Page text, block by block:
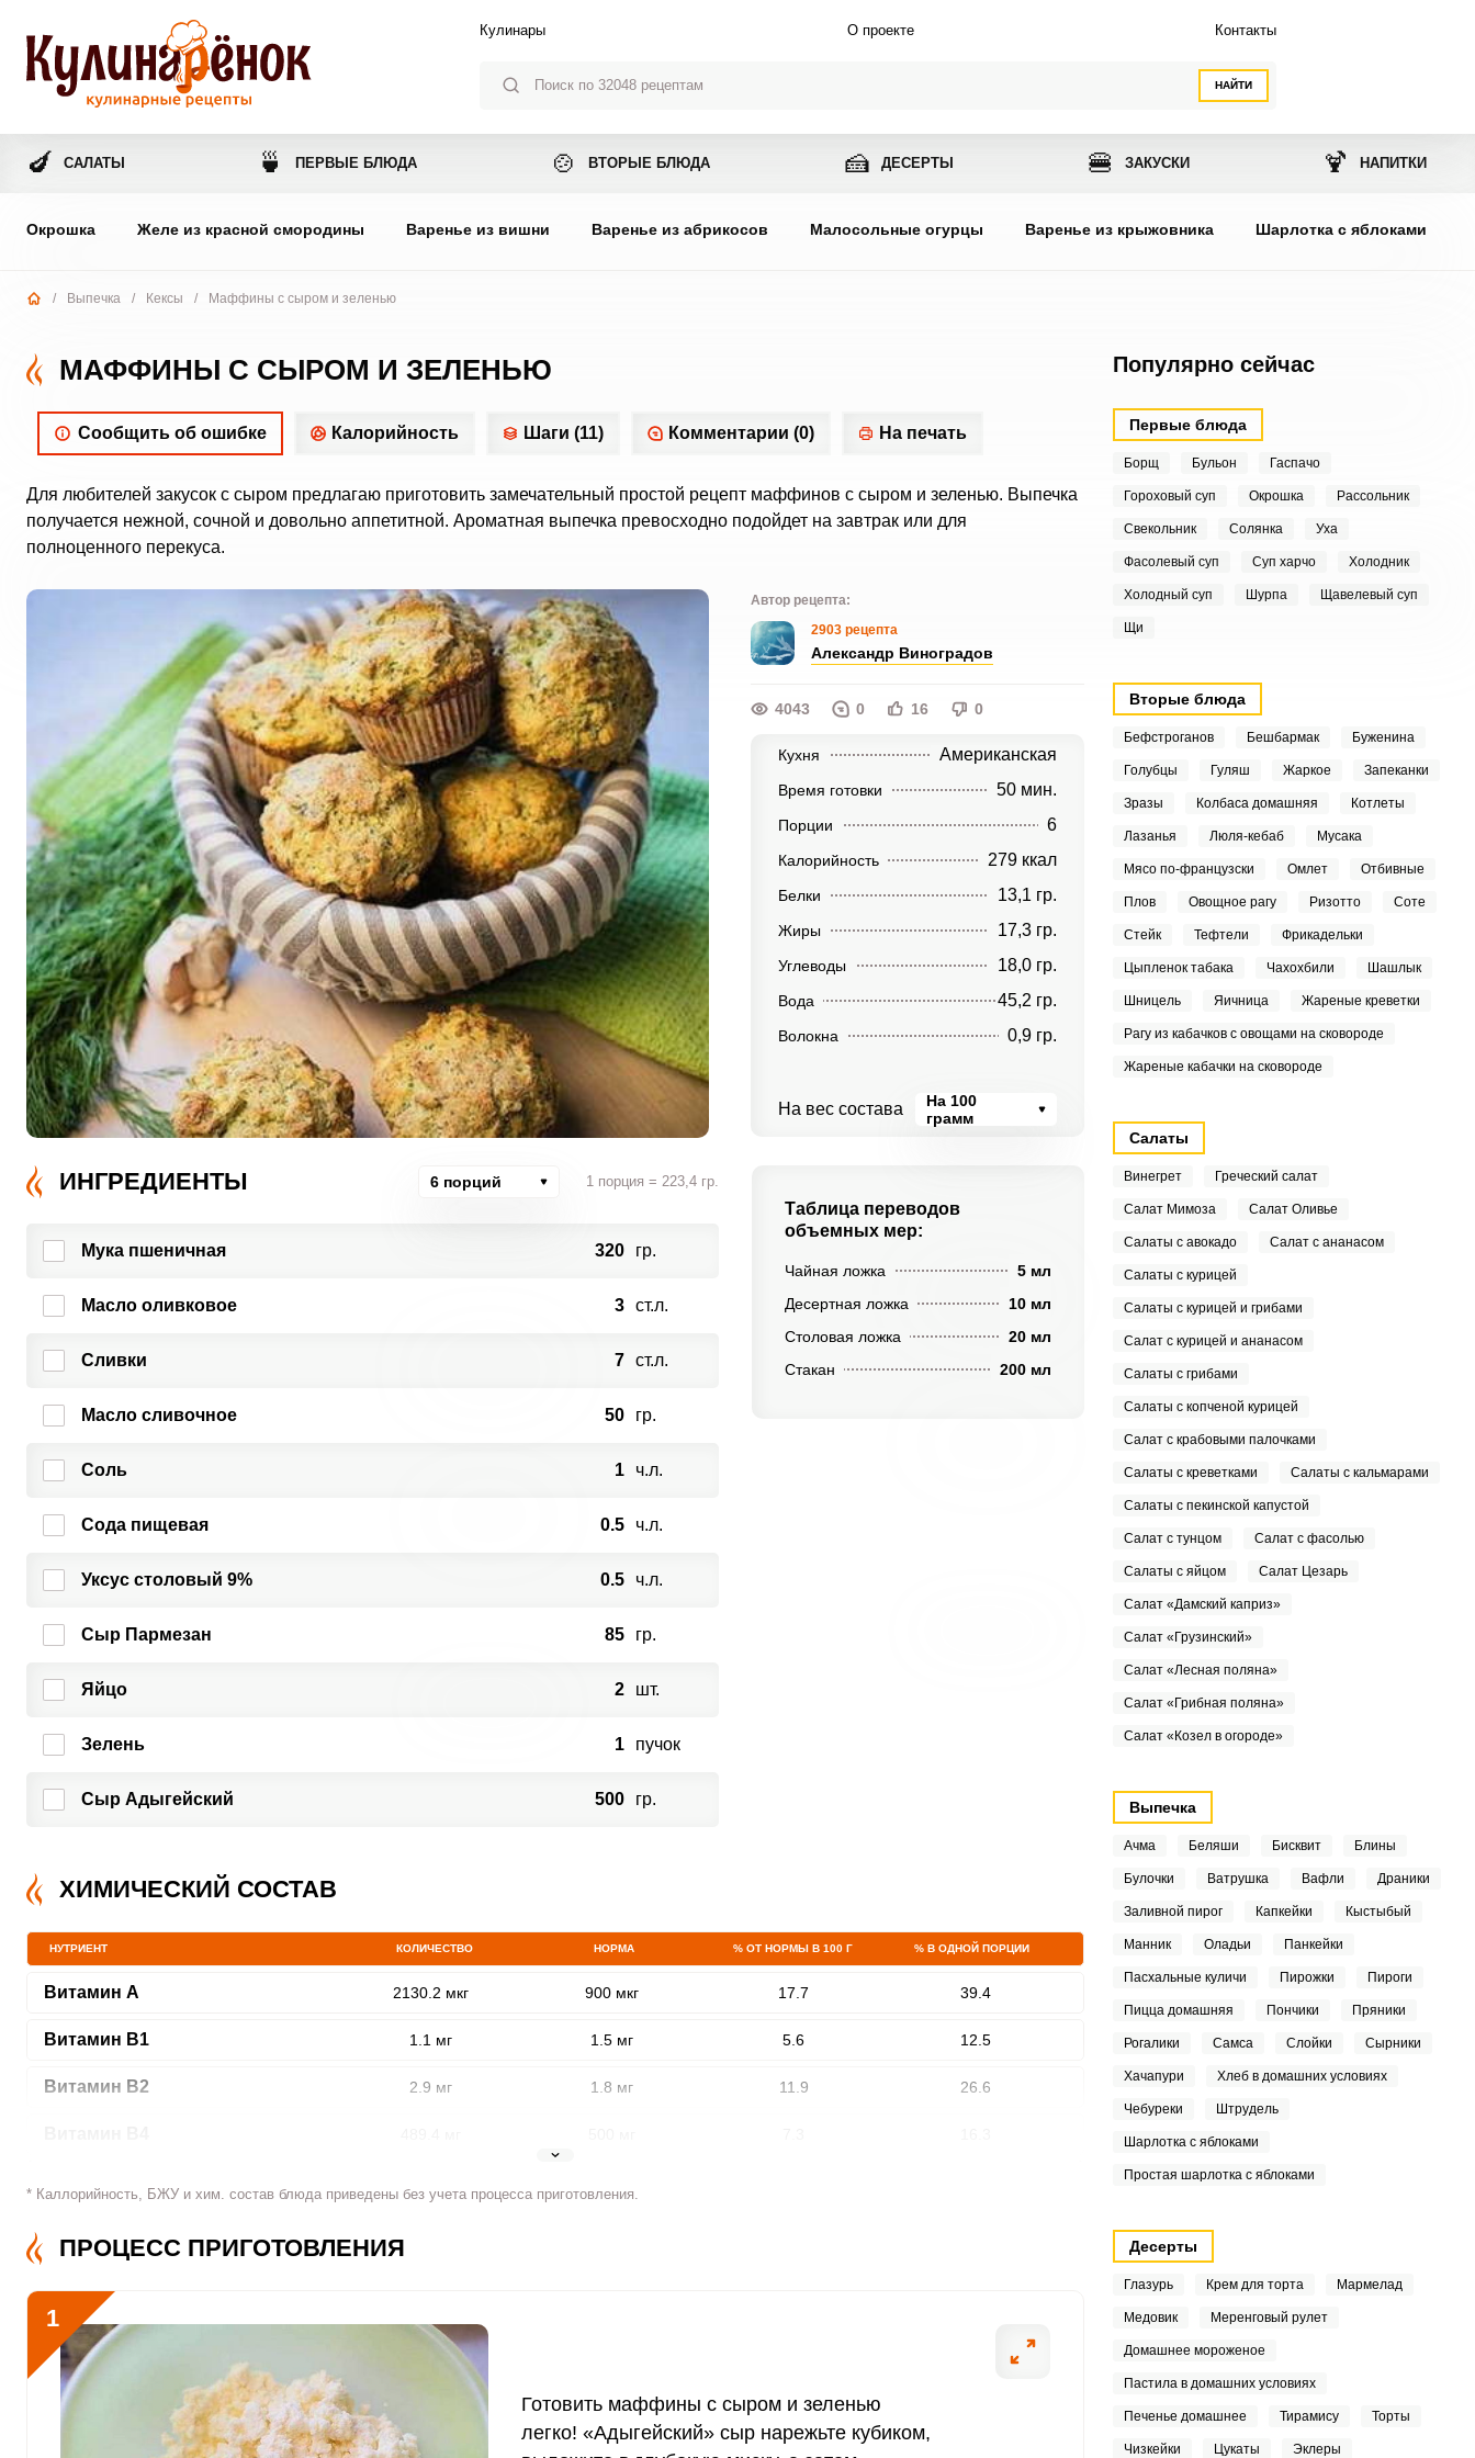
НАЙТИ
Кулинары О проекте Контакты
🍆 САЛАТЫ 🍵 ПЕРВЫЕ БЛЮДА 🍲 ВТОРЫЕ БЛЮДА 🍰 ДЕСЕРТЫ 🍔 ЗАКУСКИ 🍹 НАПИТКИ
Окрошка Желе из красной смородины Варенье из вишни Варенье из абрикосов Малосольные огурцы Варенье из крыжовника Шарлотка с яблоками
/ Выпечка / Кексы / Маффины с сыром и зеленью
МАФФИНЫ С СЫРОМ И ЗЕЛЕНЬЮ
Сообщить об ошибке Калорийность Шаги (11) Комментарии (0) На печать
Для любителей закусок с сыром предлагаю приготовить замечательный простой рецепт маффинов с сыром и зеленью. Выпечка
получается нежной, сочной и довольно аппетитной. Ароматная выпечка превосходно подойдет на завтрак или для
полноценного перекуса.
Автор рецепта:
2903 рецепта
Александр Виноградов
4043 0 16 0
Кухня Американская
Время готовки 50 мин.
Порции 6
Калорийность 279 ккал
Белки 13,1 гр.
Жиры 17,3 гр.
Углеводы 18,0 гр.
Вода 45,2 гр.
Волокна 0,9 гр.
На вес состава
На 100
грамм
ИНГРЕДИЕНТЫ 6 порций 1 порция = 223,4 гр.
Мука пшеничная 320 гр.
Масло оливковое 3 ст.л.
Сливки 7 ст.л.
Масло сливочное 50 гр.
Соль 1 ч.л.
Сода пищевая 0.5 ч.л.
Уксус столовый 9% 0.5 ч.л.
Сыр Пармезан 85 гр.
Яйцо 2 шт.
Зелень 1 пучок
Сыр Адыгейский 500 гр.
Таблица переводов
объемных мер:
Чайная ложка
5 мл
Десертная ложка
10 мл
Столовая ложка
20 мл
Стакан
200 мл
ХИМИЧЕСКИЙ СОСТАВ
НУТРИЕНТ КОЛИЧЕСТВО НОРМА % ОТ НОРМЫ В 100 Г % В ОДНОЙ ПОРЦИИ
Витамин A 2130.2 мкг 900 мкг 17.7 39.4
Витамин В1 1.1 мг 1.5 мг 5.6 12.5
Витамин В2 2.9 мг 1.8 мг 11.9 26.6
Витамин В12 2.3 мкг
Витамин С 17.2 мкг
Витамин D
* Каллорийность, БЖУ и хим. состав блюда приведены без учета процесса приготовления.
ПРОЦЕСС ПРИГОТОВЛЕНИЯ
1
Готовить маффины с сыром и зеленью
легко! «Адыгейский» сыр нарежьте кубиком,
Популярно сейчас
Первые блюда
Борщ Бульон Гаспачо
Гороховый суп Окрошка Рассольник
Свекольник Солянка Уха
Фасолевый суп Суп харчо Холодник
Холодный суп Шурпа Щавелевый суп
Щи
Вторые блюда
Бефстроганов Бешбармак Буженина
Голубцы Гуляш Жаркое Запеканки
Зразы Колбаса домашняя Котлеты
Лазанья Люля-кебаб Мусака
Мясо по-французски Омлет Отбивные
Плов Овощное рагу Ризотто Соте
Стейк Тефтели Фрикадельки
Цыпленок табака Чахохбили Шашлык
Шницель Яичница Жареные креветки
Рагу из кабачков с овощами на сковороде
Жареные кабачки на сковороде
Салаты
Винегрет Греческий салат
Салат Мимоза Салат Оливье
Салаты с авокадо Салат с ананасом
Салаты с курицей
Салаты с курицей и грибами
Салат с курицей и ананасом
Салаты с грибами
Салаты с копченой курицей
Салат с крабовыми палочками
Салаты с креветками Салаты с кальмарами
Салаты с пекинской капустой
Салат с тунцом Салат с фасолью
Салаты с яйцом Салат Цезарь
Салат «Дамский каприз»
Салат «Грузинский»
Салат «Лесная поляна»
Салат «Грибная поляна»
Салат «Козел в огороде»
Выпечка
Ачма Беляши Бисквит Блины
Булочки Ватрушка Вафли Драники
Заливной пирог Капкейки Кыстыбый
Манник Оладьи Панкейки
Пасхальные куличи Пирожки Пироги
Пицца домашняя Пончики Пряники
Рогалики Самса Слойки Сырники
Хачапури Хлеб в домашних условиях
Чебуреки Штрудель
Шарлотка с яблоками
Простая шарлотка с яблоками
Десерты
Глазурь Крем для торта Мармелад
Медовик Меренговый рулет
Домашнее мороженое
Пастила в домашних условиях
Печенье домашнее Тирамису Торты
Чизкейки Цукаты Эклеры
ШАГ
2 ИЗ 11